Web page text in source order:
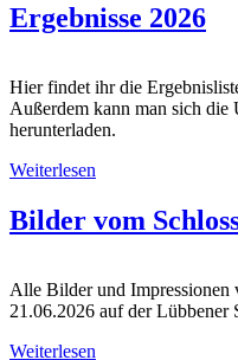
Ergebnisse 2026
Hier findet ihr die
Außerdem kann man sich die
herunterladen.
Weiterlesen
Bilder vom
Alle Bilder und Impressionen
21.06.2026 auf der Lübbener
Weiterlesen